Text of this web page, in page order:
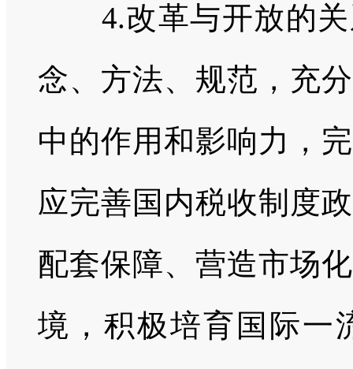
4.改革与开放的关
念、方法、规范，充
中的作用和影响力，
应完善国内税收制度
配套保障、营造市场
境，积极培育国际一